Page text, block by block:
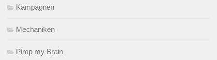
Kampagnen
Mechaniken
Pimp my Brain